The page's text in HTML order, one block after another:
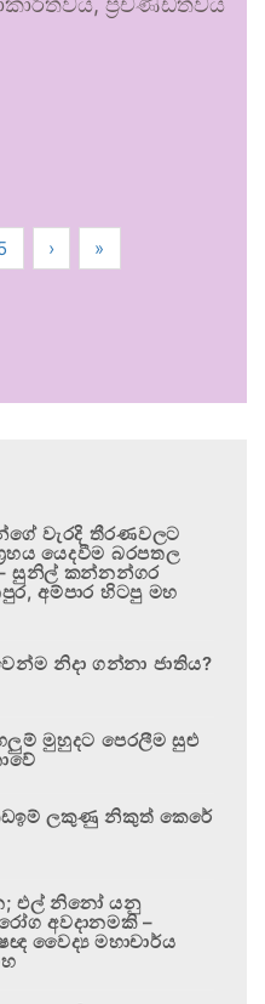
› »
වැරදි තීරණවලට
යෙදවීම බරපතල
සුනිල් කන්නන්ගර
අම්පාර හිටපු මහ
නිදා ගන්නා ජාතිය?
මුහුදට පෙරලීම සුළු
ලකුණු නිකුත් කෙරේ
එල් නිනෝ යනු
අවදානමකි –
වෛද්‍ය මහාචාර්ය